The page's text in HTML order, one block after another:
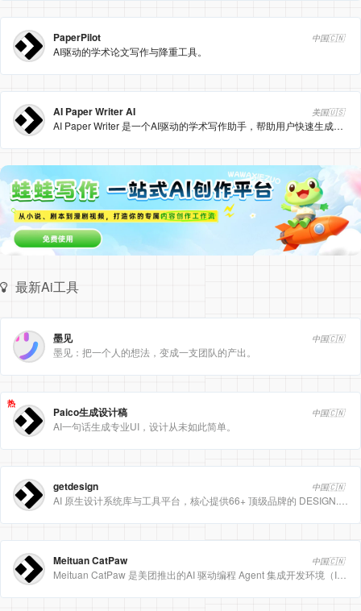
PaperPilot 中国🇨🇳
AI驱动的学术论文写作与降重工具。
AI Paper Writer AI 美国🇺🇸
AI Paper Writer 是一个AI驱动的学术写作助手，帮助用户快速生成高质量的论文和学术内容。
最新Ai工具
墨见 中国🇨🇳
墨见：把一个人的想法，变成一支团队的产出。
热
Paico生成设计稿 中国🇨🇳
AI一句话生成专业UI，设计从未如此简单。
getdesign 中国🇨🇳
Meituan CatPaw 中国🇨🇳